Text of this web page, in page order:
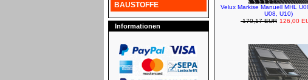
BAUSTOFFE
Informationen
Velux Markise Manuell MHL
U08, U10)
170,17 EUR 126,00